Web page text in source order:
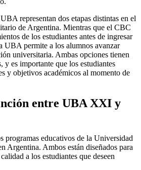
representan dos etapas distintas en el
de Argentina. Mientras que el CBC
de los estudiantes antes de ingresar
UBA permite a los alumnos avanzar
universitaria. Ambas opciones tienen
y es importante que los estudiantes
y objetivos académicos al momento de
entre UBA XXI y
educativos de la Universidad
Argentina. Ambos están diseñados para
a los estudiantes que deseen